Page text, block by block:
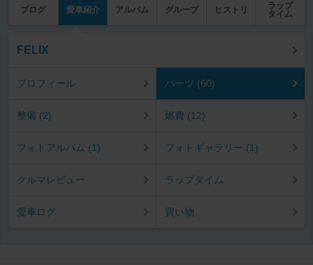
ブログ 愛車紹介 アルバム グループ ヒストリ
ラップ
タイム
FELIX
プロフィール パーツ (60)
整備 (2) 燃費 (12)
フォトアルバム (1) フォトギャラリー (1)
クルマレビュー ラップタイム
愛車ログ 買い物